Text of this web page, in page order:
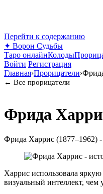
Перейти к содержанию
✦ Ворон Судьбы
Таро онлайнКолоды
Войти Регистрация
Главная›Прорицатели›
← Все прорицатели
Фрида
Фрида Харрис (1877–1962) -
Харрис использовала
визуальный интеллект, чем